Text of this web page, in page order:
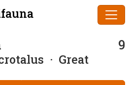
9
· Great